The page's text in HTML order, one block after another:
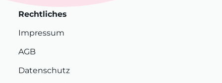
Rechtliches
Impressum
AGB
Datenschutz